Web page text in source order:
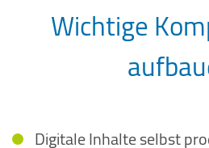
Wichtige
Digitale Inhalte selbst